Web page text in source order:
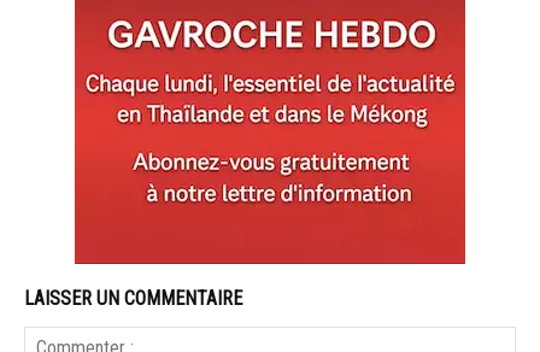
LAISSER UN COMMENTAIRE